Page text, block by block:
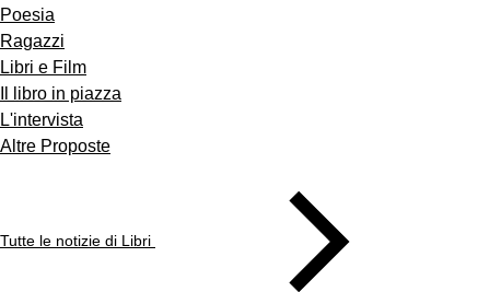
Poesia
Ragazzi
Libri e Film
Il libro in piazza
L'intervista
Altre Proposte
Tutte le notizie di Libri